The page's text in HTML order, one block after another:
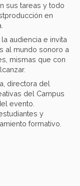
sus tareas y todo
en
audiencia e invita
al mundo sonoro a
mismas que con
directora del
del Campus
evento.
y
formativo.